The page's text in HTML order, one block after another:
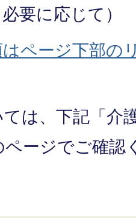
要に応じて）
ページ下部の
は、下記「介
ージでご確認